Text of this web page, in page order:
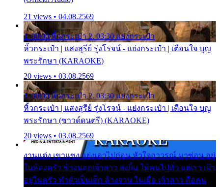
21 views • 04.08.2569
1. 00:00 หิ้วกระเป๋า 2. 03:30 แย่งกระเป๋า
หิ้วกระเป๋า | แสงสุรีย์ รุ่งโรจน์ - แย่งกระเป๋า | เตือนใจ บุญ
พระรักษา (KARAOKE)
20 views • 03.08.2569
1. 00:00 หิ้วกระเป๋า 2. 03:30 แย่งกระเป๋า
หิ้วกระเป๋า | แสงสุรีย์ รุ่งโรจน์ - แย่งกระเป๋า | เตือนใจ บุญ
พระรักษา (ซาวด์ดนตรี) (KARAOKE)
20 views • 03.08.2569
งานแต่ง เขาแซง แย่งเอาไปก่อน หัวใจอาวรณ์ มาซ่อน อยู่
ในห้องครัว ข้างนอกเจ้าสาว ส่งยิ้ม ให้คนไปทั่ว แต่เรา เฝ้า
อยู่ในครัว ทำตัวเป็นเด็ก ล้างจาน ในเมื่อ เจ้าสาว คือคน